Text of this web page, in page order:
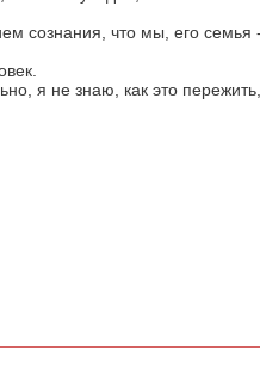
сознания, что мы, его семья
я не знаю, как это